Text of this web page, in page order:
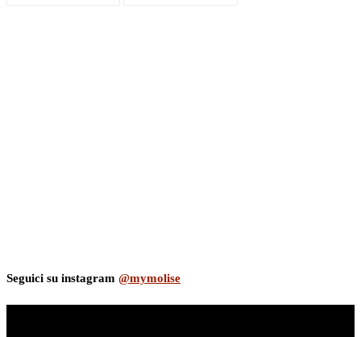
Seguici su instagram @mymolise